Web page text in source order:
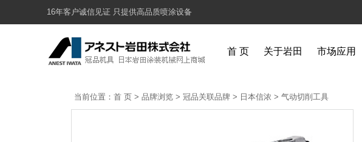
16年客户诚信见证 只提供高品质喷涂设备
首 页 关于岩田 市场应用
当前位置： 首 页 > 品牌浏览 > 冠品关联品牌 > 日本信浓 > 气动切削工具